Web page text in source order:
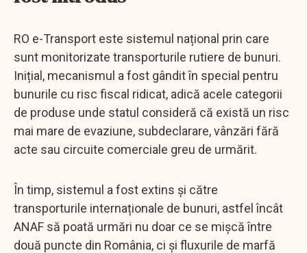
RO e-Transport este sistemul național prin care
sunt monitorizate transporturile rutiere de bunuri.
Inițial, mecanismul a fost gândit în special pentru
bunurile cu risc fiscal ridicat, adică acele categorii
de produse unde statul consideră că există un risc
mai mare de evaziune, subdeclarare, vânzări fără
acte sau circuite comerciale greu de urmărit.
În timp, sistemul a fost extins și către
transporturile internaționale de bunuri, astfel încât
ANAF să poată urmări nu doar ce se mișcă între
două puncte din România, ci și fluxurile de marfă